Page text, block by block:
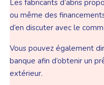
Les fabricants d’abris
ou même des
d’en discuter avec le
Vous pouvez également
banque afin d’obtenir un
extérieur.